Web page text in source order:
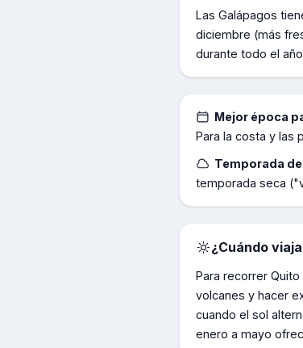
Las Galápagos
diciembre (más
durante todo el
Mejor época
Para la costa y las
Temporada
temporada seca
¿Cuándo
Para recorrer
volcanes y hacer
cuando el sol
enero a mayo